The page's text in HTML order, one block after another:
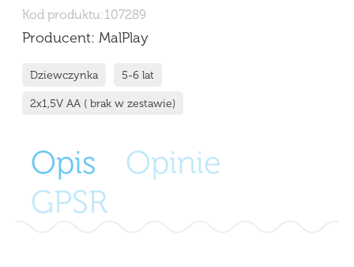
Kod produktu:107289
Producent: MalPlay
Dziewczynka 5-6 lat
2x1,5V AA ( brak w zestawie)
Opis
Opinie
GPSR